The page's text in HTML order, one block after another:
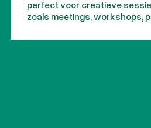
perfect voor creatieve
zoals meetings, workshops,
iedereen die op zoek is naar